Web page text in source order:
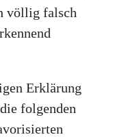
völlig falsch
Erklärung
folgenden